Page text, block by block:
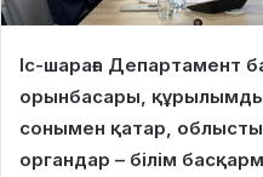
Іс-шараға Департамент
орынбасары,
сонымен қатар,
органдар – білім